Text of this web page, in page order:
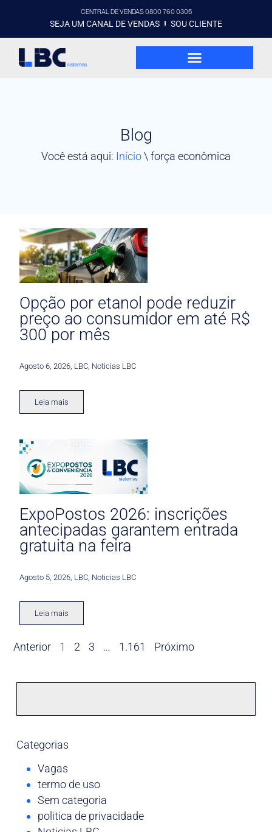
CENTRAL DE VENDAS 0800 760 0305
SEJA UM CANAL DE VENDAS SOU CLIENTE
Blog
Você está aqui: Início\ força econômica
Opção por etanol pode reduzir
preço ao consumidor em até R$
300 por mês
Agosto 6, 2026 LBC Noticias LBC
Leia mais
ExpoPostos 2026: inscrições
antecipadas garantem entrada
gratuita na feira
Agosto 5, 2026 LBC Noticias LBC
Leia mais
Anterior 1 2 3 … 1.161 Próximo
Categorias
Vagas
termo de uso
Sem categoria
politica de privacidade